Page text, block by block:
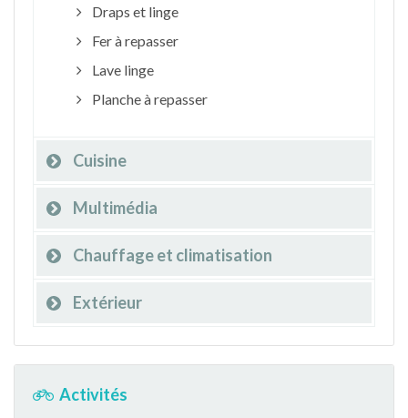
Draps et linge
Fer à repasser
Lave linge
Planche à repasser
Cuisine
Multimédia
Chauffage et climatisation
Extérieur
Activités